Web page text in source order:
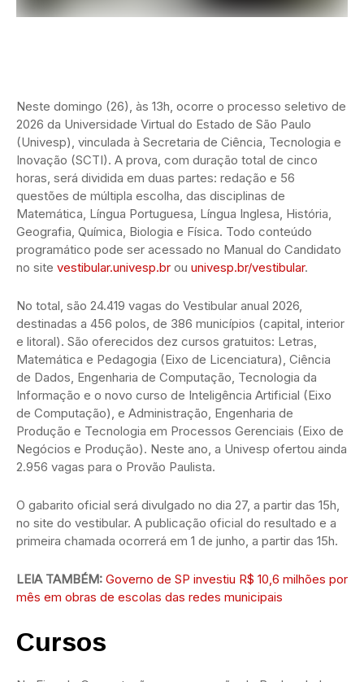
Neste domingo (26), às 13h, ocorre o processo seletivo de
2026 da Universidade Virtual do Estado de São Paulo
(Univesp), vinculada à Secretaria de Ciência, Tecnologia e
Inovação (SCTI). A prova, com duração total de cinco
horas, será dividida em duas partes: redação e 56
questões de múltipla escolha, das disciplinas de
Matemática, Língua Portuguesa, Língua Inglesa, História,
Geografia, Química, Biologia e Física. Todo conteúdo
programático pode ser acessado no Manual do Candidato
no site vestibular.univesp.br ou univesp.br/vestibular.
No total, são 24.419 vagas do Vestibular anual 2026,
destinadas a 456 polos, de 386 municípios (capital, interior
e litoral). São oferecidos dez cursos gratuitos: Letras,
Matemática e Pedagogia (Eixo de Licenciatura), Ciência
de Dados, Engenharia de Computação, Tecnologia da
Informação e o novo curso de Inteligência Artificial (Eixo
de Computação), e Administração, Engenharia de
Produção e Tecnologia em Processos Gerenciais (Eixo de
Negócios e Produção). Neste ano, a Univesp ofertou ainda
2.956 vagas para o Provão Paulista.
O gabarito oficial será divulgado no dia 27, a partir das 15h,
no site do vestibular. A publicação oficial do resultado e a
primeira chamada ocorrerá em 1 de junho, a partir das 15h.
LEIA TAMBÉM: Governo de SP investiu R$ 10,6 milhões por
mês em obras de escolas das redes municipais
Cursos